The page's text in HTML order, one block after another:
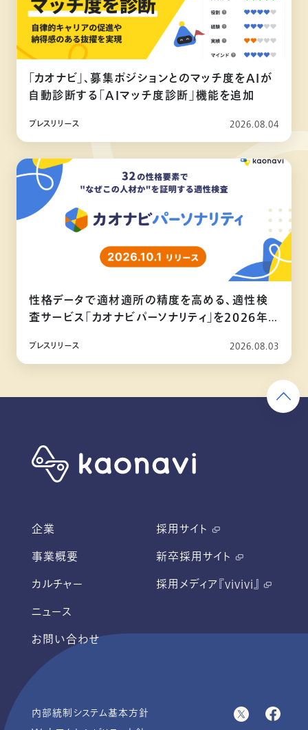
「カオナビ」、募集ポジションとのマッチ度をAIが
自動診断する「AIマッチ度診断」機能を追加
プレスリリース 2026.08.04
性格データで適材適所の精度を高める、適性検
査サービス「カオナビパーソナリティ」を2026年
プレスリリース 2026.08.03
企業
事業概要
カルチャー
ニュース
お問い合わせ
採用サイト
新卒採用サイト
採用メディア『vivivi』
内部統制システム基本方針